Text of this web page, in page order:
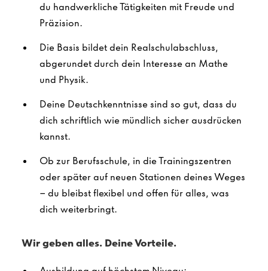
du handwerkliche Tätigkeiten mit Freude und
Präzision.
Die Basis bildet dein Realschulabschluss,
abgerundet durch dein Interesse an Mathe
und Physik.
Deine Deutschkenntnisse sind so gut, dass du
dich schriftlich wie mündlich sicher ausdrücken
kannst.
Ob zur Berufsschule, in die Trainingszentren
oder später auf neuen Stationen deines Weges
– du bleibst flexibel und offen für alles, was
dich weiterbringt.
Wir geben alles. Deine Vorteile.